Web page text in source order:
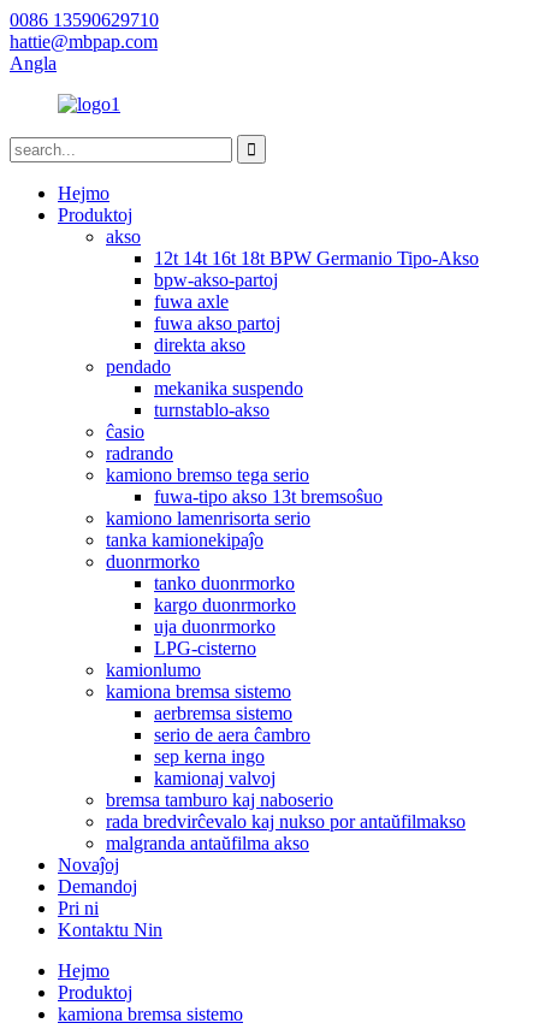
0086 13590629710
hattie@mbpap.com
Angla
Hejmo
Produktoj
akso
12t 14t 16t 18t BPW Germanio Tipo-Akso
bpw-akso-partoj
fuwa axle
fuwa akso partoj
direkta akso
pendado
mekanika suspendo
turnstablo-akso
ĉasio
radrando
kamiono bremso tega serio
fuwa-tipo akso 13t bremsoŝuo
kamiono lamenrisorta serio
tanka kamionekipaĵo
duonrmorko
tanko duonrmorko
kargo duonrmorko
uja duonrmorko
LPG-cisterno
kamionlumo
kamiona bremsa sistemo
aerbremsa sistemo
serio de aera ĉambro
sep kerna ingo
kamionaj valvoj
bremsa tamburo kaj naboserio
rada bredvirĉevalo kaj nukso por antaŭfilmakso
malgranda antaŭfilma akso
Novaĵoj
Demandoj
Pri ni
Kontaktu Nin
Hejmo
Produktoj
kamiona bremsa sistemo